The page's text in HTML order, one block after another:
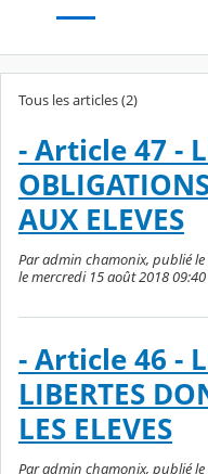
Tous les articles (2)
- Article 47 -
AUX ELEVES
Par admin chamonix, publié
le mercredi 15 août 2018 09:40
- Article 46 -
LIBERTES
LES ELEVES
Par admin chamonix, publié